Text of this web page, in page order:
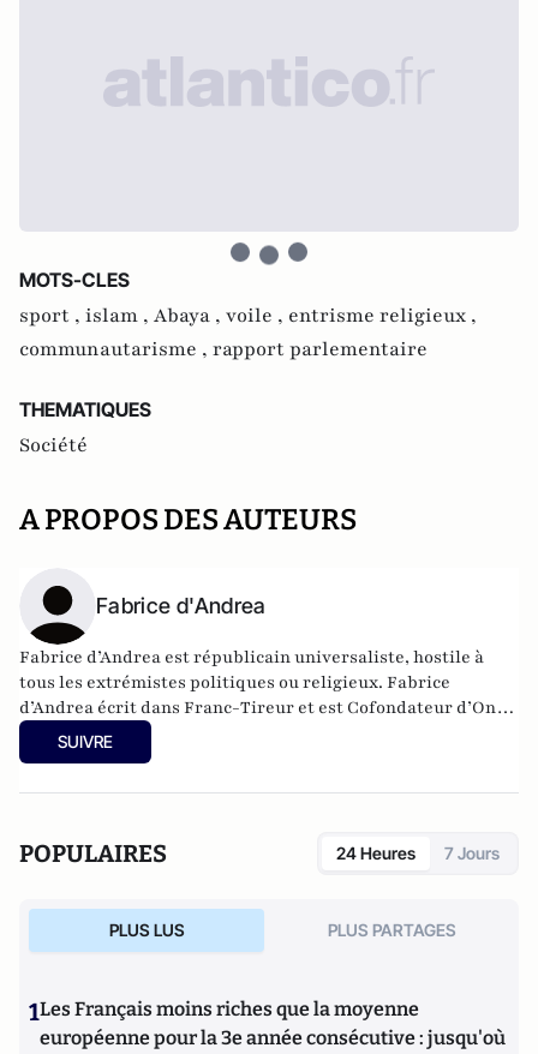
MOTS-CLES
sport , islam , Abaya , voile , entrisme religieux ,
communautarisme , rapport parlementaire
THEMATIQUES
Société
A PROPOS DES AUTEURS
Fabrice d'Andrea
Fabrice d’Andrea est républicain universaliste, hostile à
tous les extrémistes politiques ou religieux. Fabrice
d’Andrea écrit dans Franc-Tireur et est Cofondateur d’On
vous voit.
SUIVRE
POPULAIRES 24 Heures 7 Jours
PLUS LUS PLUS PARTAGES
1Les Français moins riches que la moyenne
européenne pour la 3e année consécutive : jusqu'où